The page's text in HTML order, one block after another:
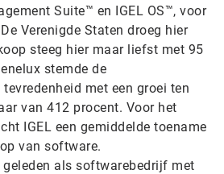
Suite™ en IGEL OS™, voor
Verenigde Staten droeg hier
steeg hier maar liefst met 95
stemde de
met een groei ten
van 412 procent. Voor het
IGEL een gemiddelde toename
van software.
geleden als softwarebedrijf met